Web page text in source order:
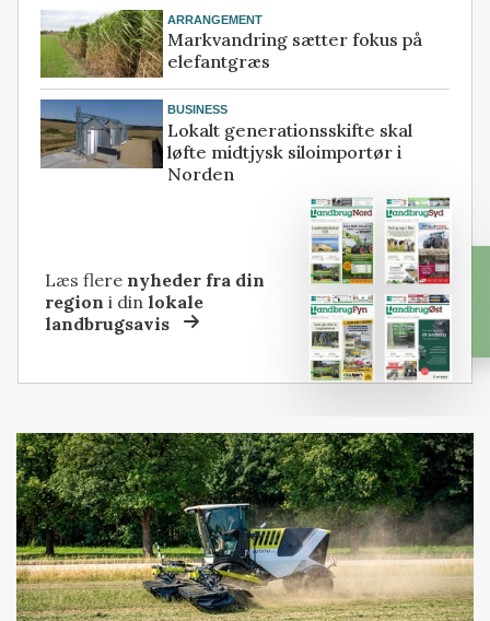
ARRANGEMENT
Markvandring sætter fokus på
elefantgræs
BUSINESS
Lokalt generationsskifte skal
løfte midtjysk siloimportør i
Norden
Læs flere nyheder fra din
region i dinlokale
landbrugsavis